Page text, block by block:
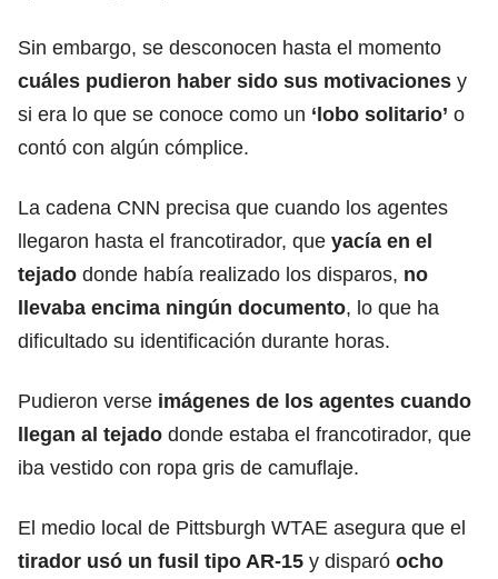
Sin embargo, se desconocen hasta el momento
cuáles pudieron haber sido sus motivaciones y
si era lo que se conoce como un ‘lobo solitario’ o
contó con algún cómplice.
La cadena CNN precisa que cuando los agentes
llegaron hasta el francotirador, que yacía en el
tejado donde había realizado los disparos, no
llevaba encima ningún documento, lo que ha
dificultado su identificación durante horas.
Pudieron verse imágenes de los agentes cuando
llegan al tejado donde estaba el francotirador, que
iba vestido con ropa gris de camuflaje.
El medio local de Pittsburgh WTAE asegura que el
tirador usó un fusil tipo AR-15 y disparó ocho